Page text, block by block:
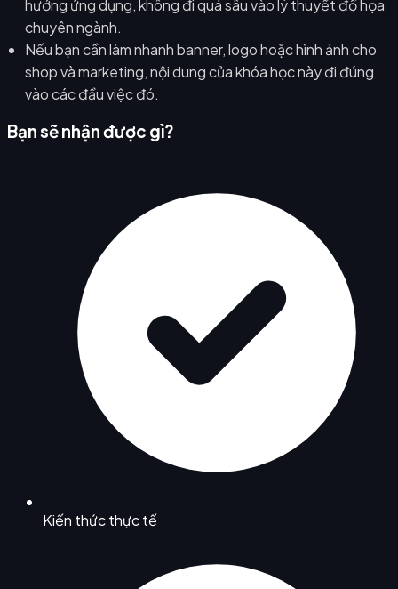
hướng ứng dụng, không đi quá sâu vào lý thuyết đồ họa
chuyên ngành.
Nếu bạn cần làm nhanh banner, logo hoặc hình ảnh cho
shop và marketing, nội dung của khóa học này đi đúng
vào các đầu việc đó.
Bạn sẽ nhận được gì?
Kiến thức thực tế